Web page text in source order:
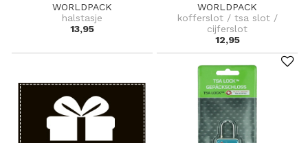
WORLDPACK
halstasje
13,95
WORLDPACK
kofferslot / tsa slot /
cijferslot
12,95